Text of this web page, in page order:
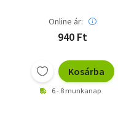
Online ár:
940 Ft
Kosárba
6 - 8 munkanap